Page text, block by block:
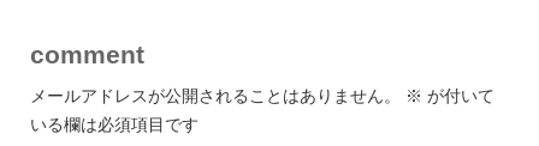
comment
メールアドレスが公開されることはありません。 ※ が付いて
いる欄は必須項目です